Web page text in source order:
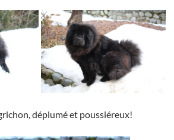
déplumé et poussiéreux!